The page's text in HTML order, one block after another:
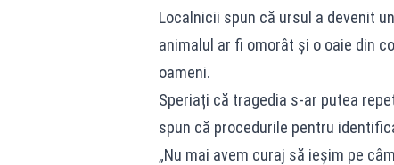
Localnicii spun că ursul a devenit
animalul ar fi omorât și o oaie din
oameni.
Speriați că tragedia s-ar putea
spun că procedurile pentru
„Nu mai avem curaj să ieșim pe